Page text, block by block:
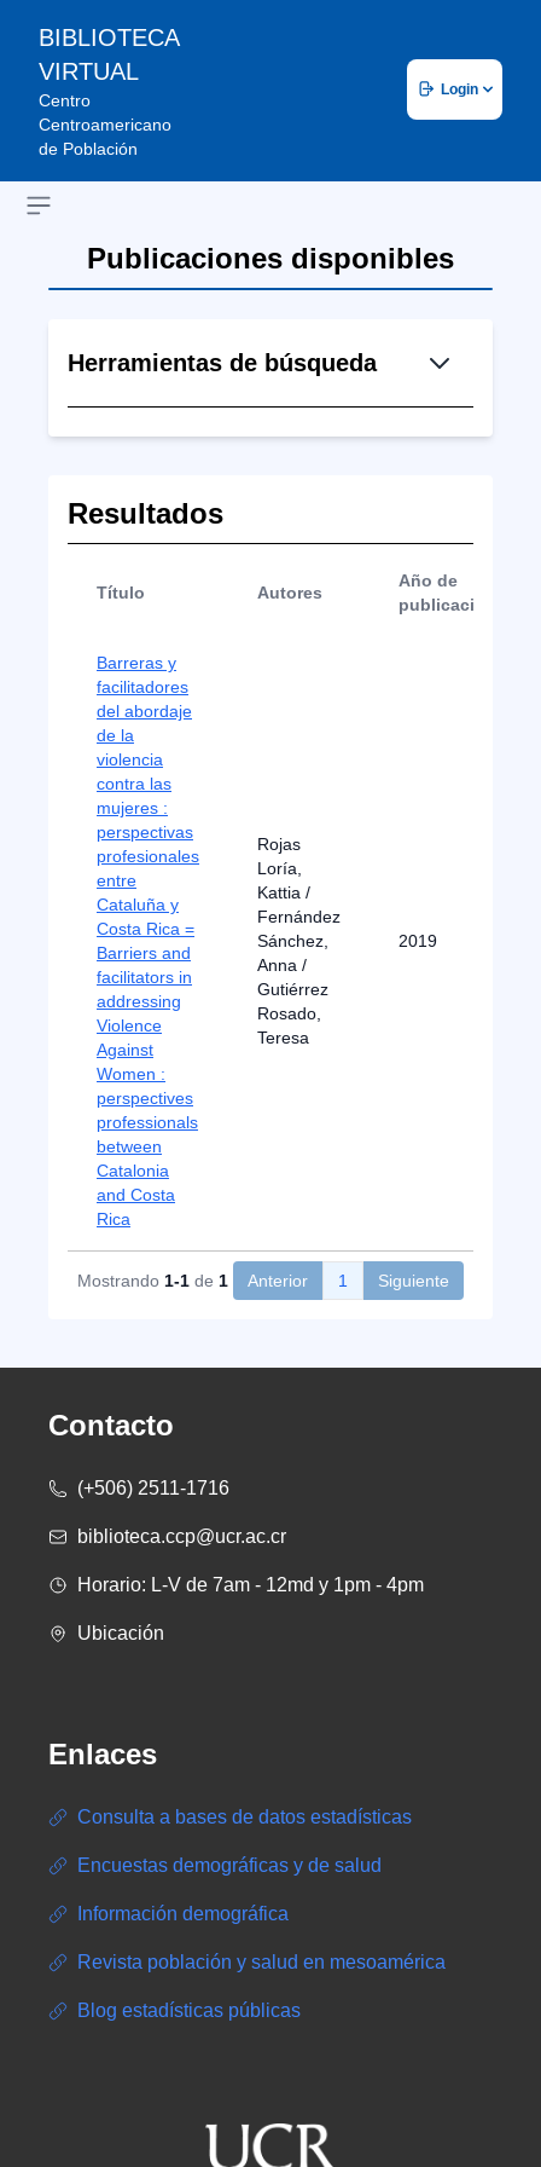
BIBLIOTECA
VIRTUAL
Centro
Centroamericano
de Población
Login
Open sidebar
Publicaciones disponibles
Herramientas de búsqueda
Resultados
Título Autores
Año de
publicación
Barreras y
facilitadores
del abordaje
de la
violencia
contra las
mujeres :
perspectivas
profesionales
entre
Cataluña y
Costa Rica =
Barriers and
facilitators in
addressing
Violence
Against
Women :
perspectives
professionals
between
Catalonia
and Costa
Rica
Rojas
Loría,
Kattia /
Fernández
Sánchez,
Anna /
Gutiérrez
Rosado,
Teresa
2019
Mostrando 1-1 de 1 Anterior 1 Siguiente
Contacto
(+506) 2511-1716
biblioteca.ccp@ucr.ac.cr
Horario: L-V de 7am - 12md y 1pm - 4pm
Ubicación
Enlaces
Consulta a bases de datos estadísticas
Encuestas demográficas y de salud
Información demográfica
Revista población y salud en mesoamérica
Blog estadísticas públicas